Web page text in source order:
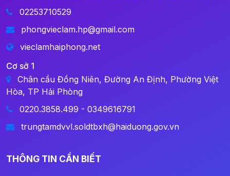
02253710529
phongvieclam.hp@gmail.com
vieclamhaiphong.net
Cơ sở 1
Chân cầu Đồng Niên, Đường An Định, Phường Việt
Hòa, TP Hải Phòng
0220.3858.499 - 0349616791
trungtamdvvl.soldtbxh@haiduong.gov.vn
THÔNG TIN CẦN BIẾT